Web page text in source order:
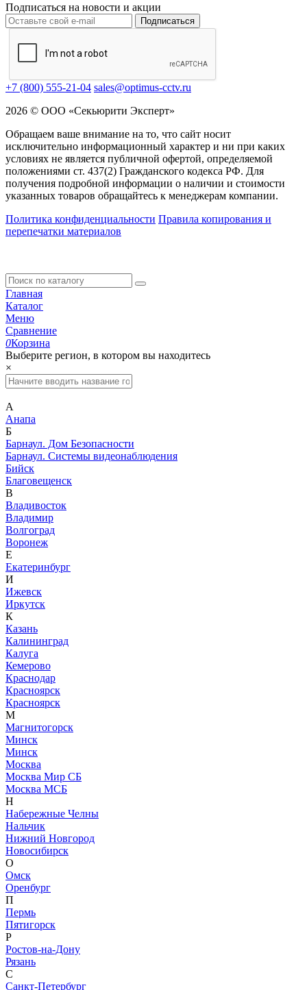
Подписаться на новости и акции
Подписаться
+7 (800) 555-21-04 sales@optimus-cctv.ru
2026 © ООО «Секьюрити Эксперт»
Обращаем ваше внимание на то, что сайт носит
исключительно информационный характер и ни при каких
условиях не является публичной офертой, определяемой
положениями ст. 437(2) Гражданского кодекса РФ. Для
получения подробной информации о наличии и стоимости
указанных товаров обращайтесь к менеджерам компании.
Политика конфиденциальности Правила копирования и
перепечатки материалов
Главная
Каталог
Меню
Сравнение
0Корзина
Выберите регион, в котором вы находитесь
×
А
Анапа
Б
Барнаул. Дом Безопасности
Барнаул. Системы видеонаблюдения
Бийск
Благовещенск
В
Владивосток
Владимир
Волгоград
Воронеж
Е
Екатеринбург
И
Ижевск
Иркутск
К
Казань
Калининград
Калуга
Кемерово
Краснодар
Красноярск
Красноярск
М
Магнитогорск
Минск
Минск
Москва
Москва Мир СБ
Москва МСБ
Н
Набережные Челны
Нальчик
Нижний Новгород
Новосибирск
О
Омск
Оренбург
П
Пермь
Пятигорск
Р
Ростов-на-Дону
Рязань
С
Санкт-Петербург